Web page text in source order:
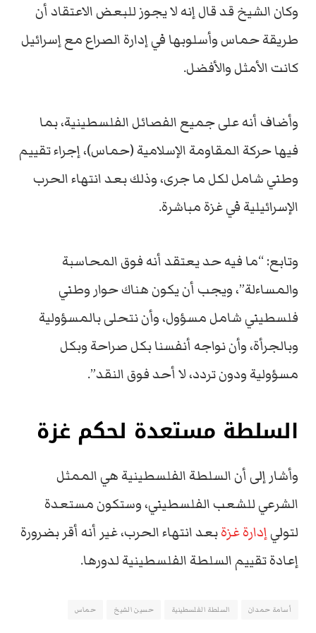
وكان الشيخ قد قال إنه لا يجوز للبعض الاعتقاد أن
طريقة حماس وأسلوبها في إدارة الصراع مع إسرائيل
كانت الأمثل والأفضل.
وأضاف أنه على جميع الفصائل الفلسطينية، بما
فيها حركة المقاومة الإسلامية (حماس)، إجراء تقييم
وطني شامل لكل ما جرى، وذلك بعد انتهاء الحرب
الإسرائيلية في غزة مباشرة.
وتابع: “ما فيه حد يعتقد أنه فوق المحاسبة
والمساءلة”، ويجب أن يكون هناك حوار وطني
فلسطيني شامل مسؤول، وأن نتحلى بالمسؤولية
وبالجرأة، وأن نواجه أنفسنا بكل صراحة وبكل
مسؤولية ودون تردد، لا أحد فوق النقد”.
السلطة مستعدة لحكم غزة
وأشار إلى أن السلطة الفلسطينية هي الممثل
الشرعي للشعب الفلسطيني، وستكون مستعدة
لتوليإدارة غزةبعد انتهاء الحرب، غير أنه أقر بضرورة
إعادة تقييم السلطة الفلسطينية لدورها.
أسامة حمدان السلطة الفلسطينية حسين الشيخ حماس